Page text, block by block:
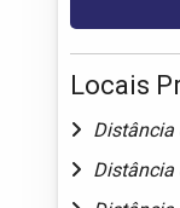
Locais
Distância
Distância